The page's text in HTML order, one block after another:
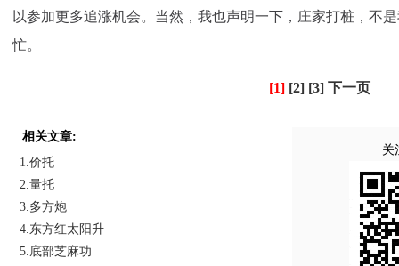
以参加更多追涨机会。当然，我也声明一下，庄家打桩，不
忙。
[1] [2] [3] 下一页
相关文章:
1.价托
2.量托
3.多方炮
4.东方红太阳升
5.底部芝麻功
关